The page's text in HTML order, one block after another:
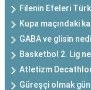
Filenin Efeleri
Kupa maçındaki
GABA ve glisin
Basketbol 2. Lig
Atletizm
Güreşçi olmak